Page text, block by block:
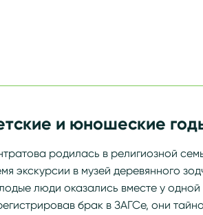
и юношеские
родилась в религиозной
экскурсии в музей деревянного
люди оказались вместе у
брак в ЗАГСе, они